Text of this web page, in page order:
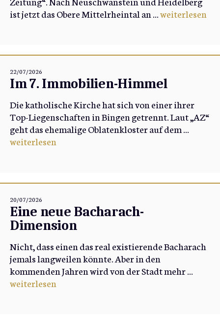
ist jetzt das Obere Mittelrheintal an ...weiterlesen
22/07/2026
Im 7. Immobilien-Himmel
Die katholische Kirche hat sich von einer ihrer
Top-Liegenschaften in Bingen getrennt. Laut „AZ“
geht das ehemalige Oblatenkloster auf dem ...
weiterlesen
20/07/2026
Eine neue Bacharach-
Dimension
Nicht, dass einen das real existierende Bacharach
jemals langweilen könnte. Aber in den
kommenden Jahren wird von der Stadt mehr ...
weiterlesen